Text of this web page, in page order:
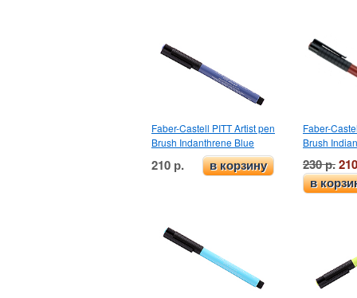
Faber-Castell PITT Artist pen
Brush Indanthrene Blue
210 р. в корзину
Faber-
Brush
230 р.
в